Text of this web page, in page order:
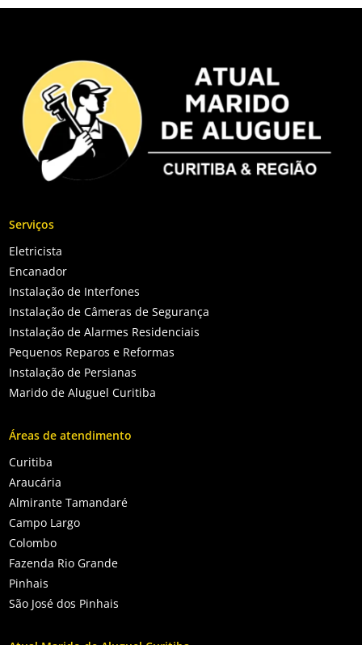
Serviços
Eletricista
Encanador
Instalação de Interfones
Instalação de Câmeras de Segurança
Instalação de Alarmes Residenciais
Pequenos Reparos e Reformas
Instalação de Persianas
Marido de Aluguel Curitiba
Áreas de atendimento
Curitiba
Araucária
Almirante Tamandaré
Campo Largo
Colombo
Fazenda Rio Grande
Pinhais
São José dos Pinhais